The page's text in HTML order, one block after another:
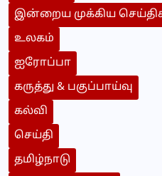
இன்றைய முக்கிய
உலகம்
ஐரோப்பா
கருத்து & பகுப்பாய்வு
கல்வி
செய்தி
தமிழ்நாடு